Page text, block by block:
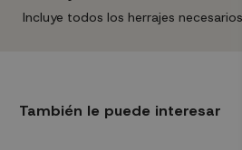
Incluye todos los herrajes
También le puede interesar